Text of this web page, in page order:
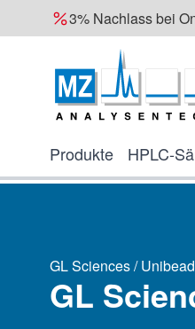
3% Nachlass bei
Produkte HPLC-
GL Sciences /
GL